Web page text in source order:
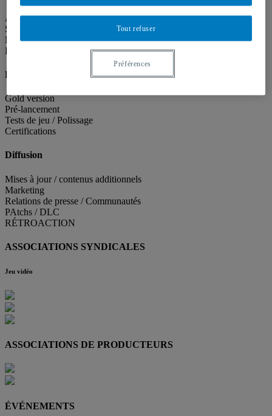
Alpha - Beta
Systèmes et mécaniques
Modélisation
Effets visuels et sonores
Distribution
Gold version
Pré-lancement
Tests de jeu / Polissage
Certifications
Diffusion
Mises à jour / contenus additionnels
Marketing
Relations de presse / Communautés
PAtchs / DLC
RÉTROACTION
ASSOCIATIONS SYNDICALES
Jeu vidéo
ASSOCIATIONS DE PRODUCTEURS
ÉVÉNEMENTS
Tout refuser
Préférences